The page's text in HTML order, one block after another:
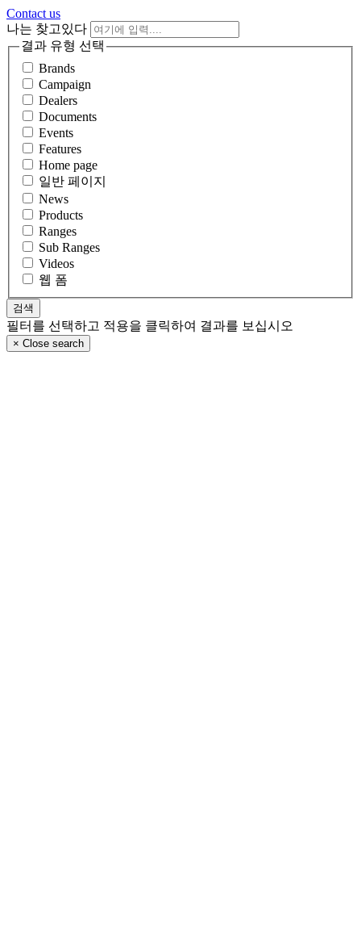
Contact us
나는 찾고있다
결과 유형 선택
Brands
Campaign
Dealers
Documents
Events
Features
Home page
일반 페이지
News
Products
Ranges
Sub Ranges
Videos
웹 폼
필터를 선택하고 적용을 클릭하여 결과를 보십시오
× Close search